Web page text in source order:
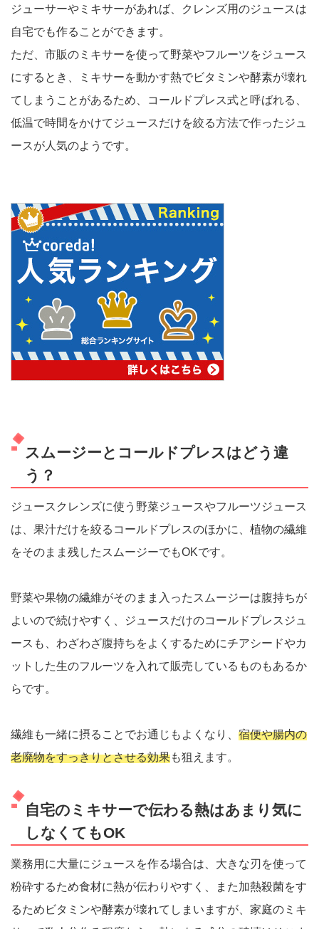
ジューサーやミキサーがあれば、クレンズ用のジュースは
自宅でも作ることができます。
ただ、市販のミキサーを使って野菜やフルーツをジュース
にするとき、ミキサーを動かす熱でビタミンや酵素が壊れ
てしまうことがあるため、コールドプレス式と呼ばれる、
低温で時間をかけてジュースだけを絞る方法で作ったジュ
ースが人気のようです。
スムージーとコールドプレスはどう違
う？
ジュースクレンズに使う野菜ジュースやフルーツジュース
は、果汁だけを絞るコールドプレスのほかに、植物の繊維
をそのまま残したスムージーでもOKです。
野菜や果物の繊維がそのまま入ったスムージーは腹持ちが
よいので続けやすく、ジュースだけのコールドプレスジュ
ースも、わざわざ腹持ちをよくするためにチアシードやカ
ットした生のフルーツを入れて販売しているものもあるか
らです。
繊維も一緒に摂ることでお通じもよくなり、 宿便や腸内の
老廃物をすっきりとさせる効果も狙えます。
自宅のミキサーで伝わる熱はあまり気に
しなくてもOK
業務用に大量にジュースを作る場合は、大きな刃を使って
粉砕するため食材に熱が伝わりやすく、また加熱殺菌をす
るためビタミンや酵素が壊れてしまいますが、家庭のミキ